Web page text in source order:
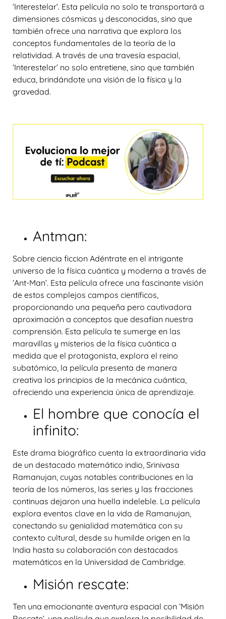
‘Interestelar’. Esta película no solo te transportará a
dimensiones cósmicas y desconocidas, sino que
también ofrece una narrativa que explora los
conceptos fundamentales de la teoría de la
relatividad. A través de una travesía espacial,
‘Interestelar’ no solo entretiene, sino que también
educa, brindándote una visión de la física y la
gravedad.
Antman:
Sobre ciencia ficcion Adéntrate en el intrigante
universo de la física cuántica y moderna a través de
‘Ant-Man’. Esta película ofrece una fascinante visión
de estos complejos campos científicos,
proporcionando una pequeña pero cautivadora
aproximación a conceptos que desafían nuestra
comprensión. Esta película te sumerge en las
maravillas y misterios de la física cuántica a
medida que el protagonista, explora el reino
subatómico, la película presenta de manera
creativa los principios de la mecánica cuántica,
ofreciendo una experiencia única de aprendizaje.
El hombre que conocía el
infinito:
Este drama biográfico cuenta la extraordinaria vida
de un destacado matemático indio, Srinivasa
Ramanujan, cuyas notables contribuciones en la
teoría de los números, las series y las fracciones
continuas dejaron una huella indeleble. La película
explora eventos clave en la vida de Ramanujan,
conectando su genialidad matemática con su
contexto cultural, desde su humilde origen en la
India hasta su colaboración con destacados
matemáticos en la Universidad de Cambridge.
Misión rescate:
Ten una emocionante aventura espacial con ‘Misión